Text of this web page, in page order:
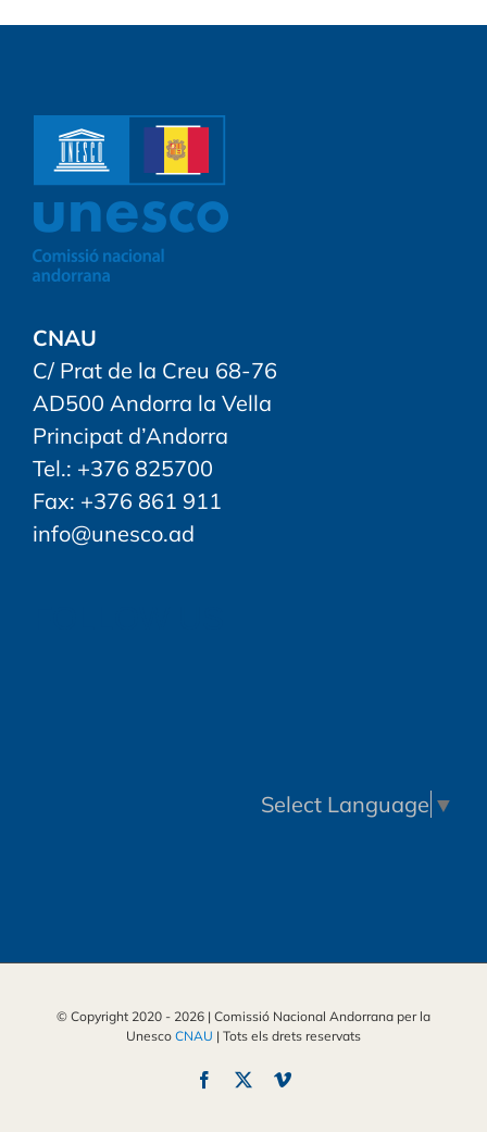
CNAU
C/ Prat de la Creu 68-76
AD500 Andorra la Vella
Principat d’Andorra
Tel.: +376 825700
Fax: +376 861 911
info@unesco.ad
Select Language ▼
© Copyright 2020 - 2026 | Comissió Nacional Andorrana per la
Unesco CNAU | Tots els drets reservats
Facebook Vimeo